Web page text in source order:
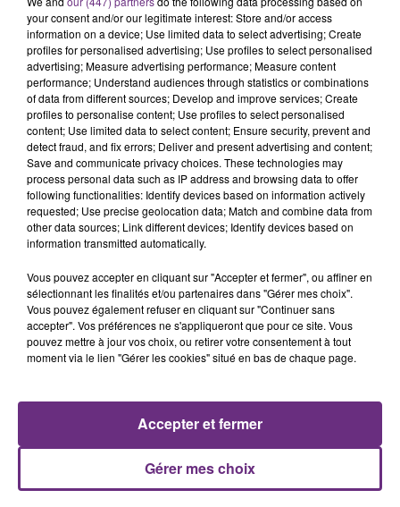
l'anniversaire du plus gros sanglier du monde.
Une fête est donc organisée et vous êtes tous
conviés !
TITRES DIFFUSÉS
8h13
8h13
TAYLOR SWIFT
I Knew It, I Knew You
8h10
8h10
MAROON 5
What Lovers Do
8h05
8h05 7h58
7h58
your consent and/or our legitimate interest: Store and/or access
information on a device; Use limited data to select advertising; Create
profiles for personalised advertising; Use profiles to select personalised
advertising; Measure advertising performance; Measure content
performance; Understand audiences through statistics or combinations
of data from different sources; Develop and improve services; Create
profiles to personalise content; Use profiles to select personalised
content; Use limited data to select content; Ensure security, prevent and
detect fraud, and fix errors; Deliver and present advertising and content;
Save and communicate privacy choices. These technologies may
process personal data such as IP address and browsing data to offer
following functionalities: Identify devices based on information actively
requested; Use precise geolocation data; Match and combine data from
other data sources; Link different devices; Identify devices based on
information transmitted automatically.
Vous pouvez accepter en cliquant sur "Accepter et fermer", ou affiner en
sélectionnant les finalités et/ou partenaires dans "Gérer mes choix".
Vous pouvez également refuser en cliquant sur "Continuer sans
accepter". Vos préférences ne s'appliqueront que pour ce site. Vous
pouvez mettre à jour vos choix, ou retirer votre consentement à tout
moment via le lien "Gérer les cookies" situé en bas de chaque page.
Gérer mes choix
Accepter et fermer